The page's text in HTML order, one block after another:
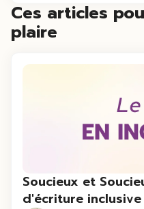
Ces articles
plaire
Soucieux et
d'écriture inclusive